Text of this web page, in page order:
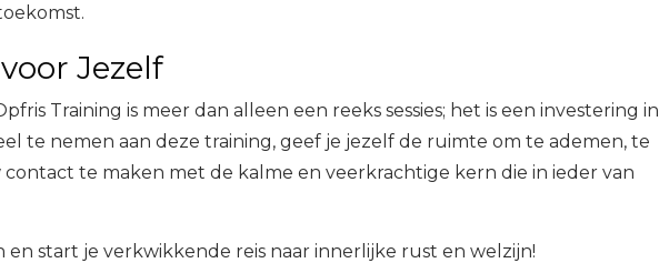
Jezelf
Training is meer dan alleen een reeks sessies; het is een investering in
te nemen aan deze training, geef je jezelf de ruimte om te ademen, te
te maken met de kalme en veerkrachtige kern die in ieder van
en start je verkwikkende reis naar innerlijke rust en welzijn!